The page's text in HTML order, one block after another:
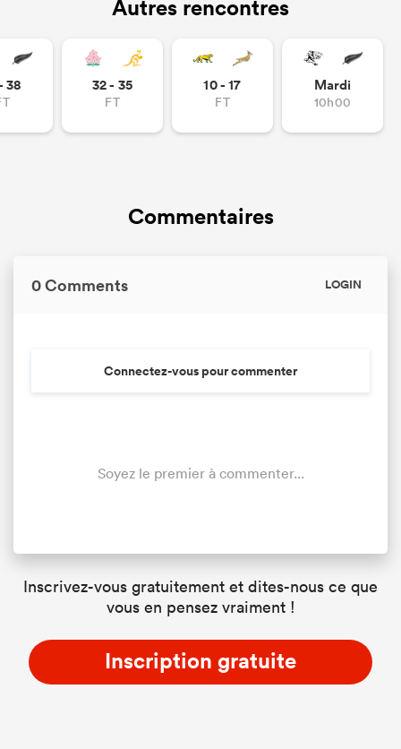
Autres rencontres
38 32 - 35
FT
10 - 17
FT
Mardi
10h00
Commentaires
0 Comments LOGIN
Connectez-vous pour commenter
Soyez le premier à commenter...
Inscrivez-vous gratuitement et dites-nous ce que
vous en pensez vraiment !
Inscription gratuite